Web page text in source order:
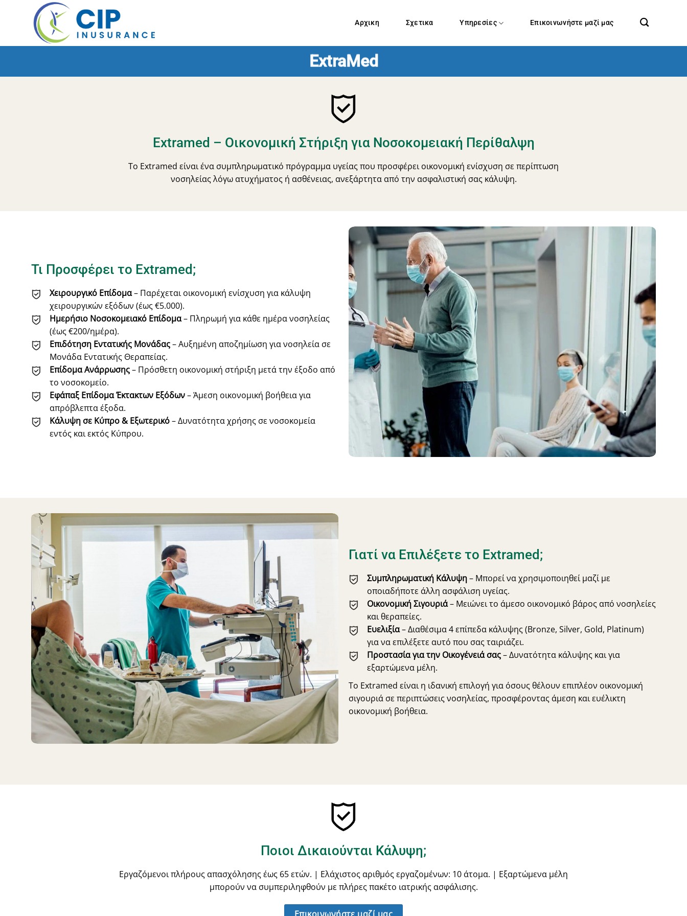
Αρχικη Σχετικα Υπηρεσίες Επικοινωνήστε μαζί μας
ExtraMed
Extramed – Οικονομική Στήριξη για Νοσοκομειακή Περίθαλψη
Το Extramed είναι ένα συμπληρωματικό πρόγραμμα υγείας που προσφέρει οικονομική ενίσχυση σε περίπτωση
νοσηλείας λόγω ατυχήματος ή ασθένειας, ανεξάρτητα από την ασφαλιστική σας κάλυψη.
Τι Προσφέρει το Extramed;
Χειρουργικό Επίδομα– Παρέχεται οικονομική ενίσχυση για κάλυψη
χειρουργικών εξόδων (έως €5.000).
Ημερήσιο Νοσοκομειακό Επίδομα– Πληρωμή για κάθε ημέρα νοσηλείας
(έως €200/ημέρα).
Επιδότηση Εντατικής Μονάδας– Αυξημένη αποζημίωση για νοσηλεία σε
Μονάδα Εντατικής Θεραπείας.
Επίδομα Ανάρρωσης– Πρόσθετη οικονομική στήριξη μετά την έξοδο από
το νοσοκομείο.
Εφάπαξ Επίδομα Έκτακτων Εξόδων– Άμεση οικονομική βοήθεια για
απρόβλεπτα έξοδα.
Κάλυψη σε Κύπρο & Εξωτερικό– Δυνατότητα χρήσης σε νοσοκομεία
εντός και εκτός Κύπρου.
Γιατί να Επιλέξετε το Extramed;
Συμπληρωματική Κάλυψη– Μπορεί να χρησιμοποιηθεί μαζί με
οποιαδήποτε άλλη ασφάλιση υγείας.
Οικονομική Σιγουριά– Μειώνει το άμεσο οικονομικό βάρος από νοσηλείες
και θεραπείες.
Ευελιξία– Διαθέσιμα 4 επίπεδα κάλυψης (Bronze, Silver, Gold, Platinum)
για να επιλέξετε αυτό που σας ταιριάζει.
Προστασία για την Οικογένειά σας– Δυνατότητα κάλυψης και για
εξαρτώμενα μέλη.
Το Extramed είναι η ιδανική επιλογή για όσους θέλουν επιπλέον οικονομική
σιγουριά σε περιπτώσεις νοσηλείας, προσφέροντας άμεση και ευέλικτη
οικονομική βοήθεια.
Ποιοι Δικαιούνται Κάλυψη;
Εργαζόμενοι πλήρους απασχόλησης έως 65 ετών. | Ελάχιστος αριθμός εργαζομένων: 10 άτομα. | Εξαρτώμενα μέλη
μπορούν να συμπεριληφθούν με πλήρες πακέτο ιατρικής ασφάλισης.